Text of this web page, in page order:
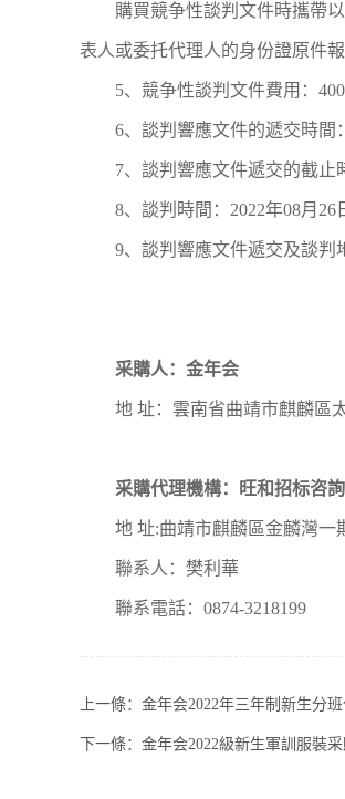
購買競争性談判文件時攜帶
表人或委托代理人的身份證原件
5、競争性談判文件費用：
6、談判響應文件的遞交時間
7、談判響應文件遞交的截止
8、談判時間：2022年08月26
9、談判響應文件遞交及談判
采購人： 金年会
地 址：雲南省曲靖市麒麟區
采購代理機構： 旺和招标咨
地 址:曲靖市麒麟區金麟灣一
聯系人：樊利華
聯系電話：0874-3218199
上一條： 金年会2022年三年制新生分
下一條： 金年会2022級新生軍訓服裝